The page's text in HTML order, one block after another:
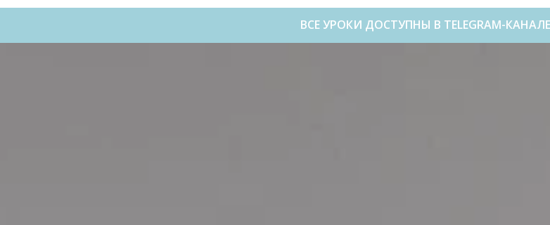
ВСЕ УРОКИ ДОСТУПНЫ В TELEGRAM-КАНАЛЕ